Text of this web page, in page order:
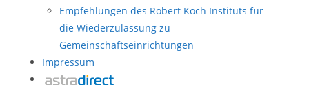
Empfehlungen des Robert Koch Instituts für
die Wiederzulassung zu
Gemeinschaftseinrichtungen
Impressum